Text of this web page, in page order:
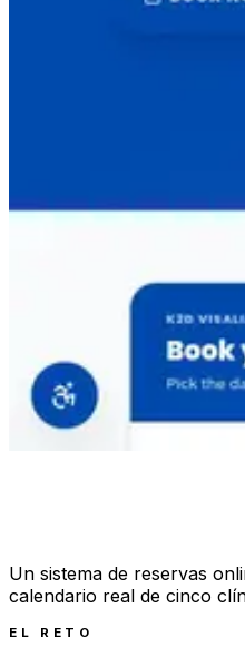
Un sistema de reservas
calendario real de cinco
EL RETO